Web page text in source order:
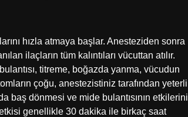
hızla atmaya başlar. Anesteziden sonra
ilaçların tüm kalıntıları vücuttan atılır.
titreme, boğazda yanma, vücudun
çoğu, anestezistiniz tarafından yeterli
baş dönmesi ve mide bulantısının etkilerini
genellikle 30 dakika ile birkaç saat